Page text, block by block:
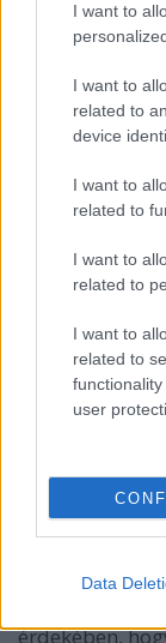
I want to
I want to
related to
device
I want to
related to
I want to
related to
I want to
related to
user
Data
Dippel:
Fülszöveg:
megérdemelt
érdekében,